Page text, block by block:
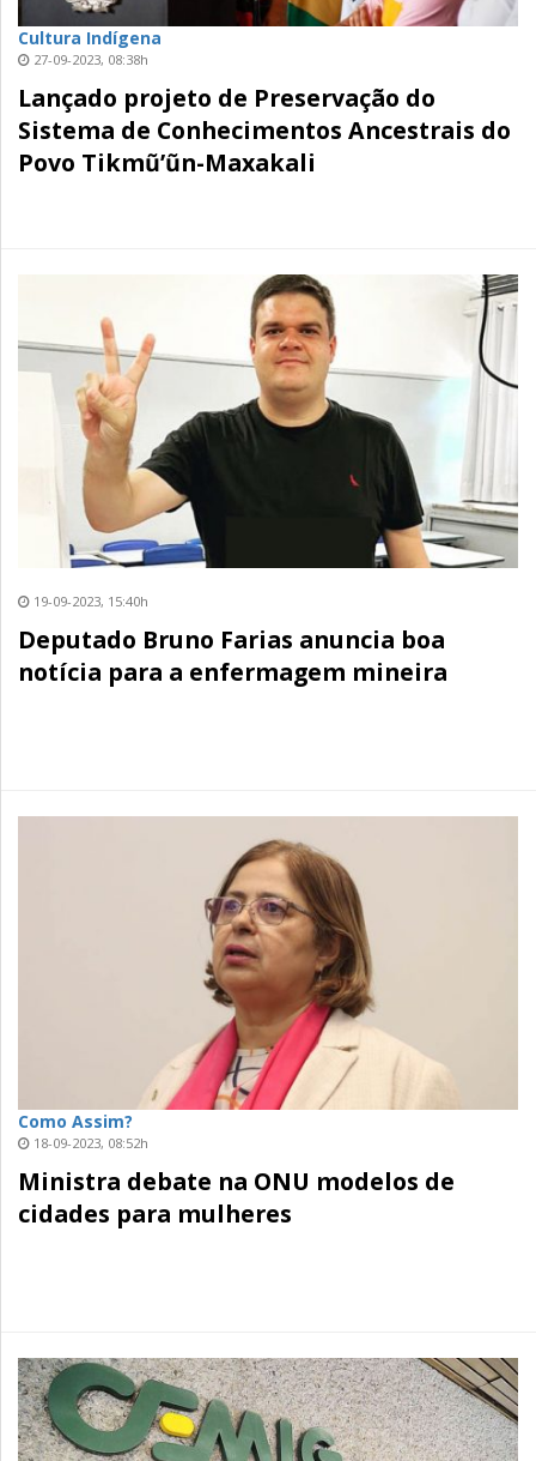
Cultura Indígena
27-09-2023, 08:38h
Lançado projeto de Preservação do
Sistema de Conhecimentos Ancestrais do
Povo Tikmũ’ũn-Maxakali
19-09-2023, 15:40h
Deputado Bruno Farias anuncia boa
notícia para a enfermagem mineira
Como Assim?
18-09-2023, 08:52h
Ministra debate na ONU modelos de
cidades para mulheres